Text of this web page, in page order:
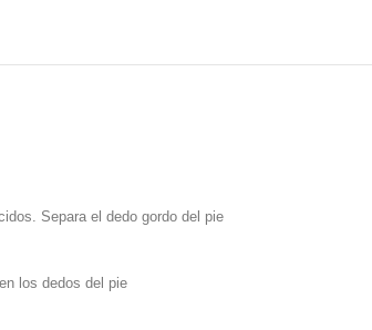
Separa el dedo gordo del pie
los dedos del pie